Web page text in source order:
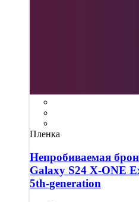
Пленка
Непробиваемая
Galaxy S24 X-ONE
5th-generation